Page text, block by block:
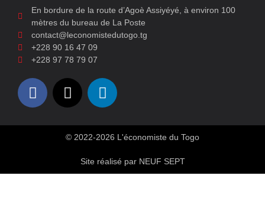
En bordure de la route d’Agoè Assiyéyé, à environ 100
mètres du bureau de La Poste
contact@leconomistedutogo.tg
+228 90 16 47 09
+228 97 78 79 07
© 2022-2026 L'économiste du Togo
Site réalisé par NEUF SEPT